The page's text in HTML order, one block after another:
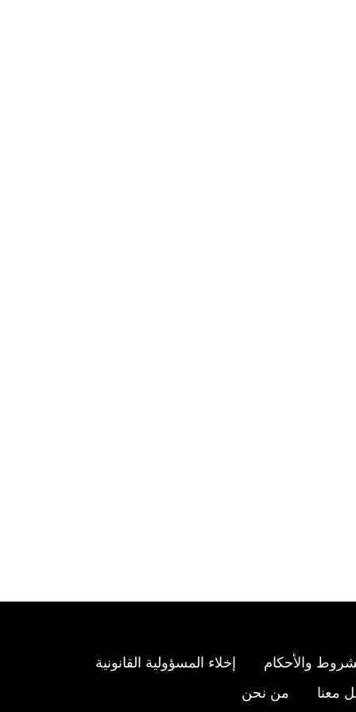
والأحكام
إخلاء المسؤولية القانونية
معنا من نحن